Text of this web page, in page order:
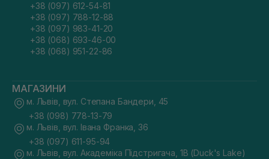
+38 (097) 612-54-81
+38 (097) 788-12-88
+38 (097) 983-41-20
+38 (068) 693-46-00
+38 (068) 951-22-86
МАГАЗИНИ
м. Львів, вул. Степана Бандери, 45
+38 (098) 778-13-79
м. Львів, вул. Івана Франка, 36
+38 (097) 611-95-94
м. Львів, вул. Академіка Підстригача, 1В (Duck's Lake)